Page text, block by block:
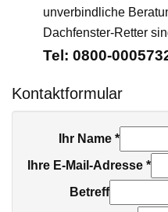
unverbindliche
Dachfenster-Retter
Tel: 0800-
Kontaktformular
Ihr Name *
Ihre E-Mail-Adresse *
Betreff